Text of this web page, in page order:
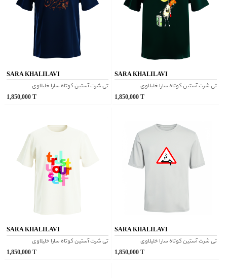
SARA KHALILAVI
تی شرت آستین کوتاه سارا خلیلاوی
1,850,000
SARA KHALILAVI
تی شرت آستین کوتاه سارا خلیلاوی
1,850,000
SARA KHALILAVI
تی شرت آستین کوتاه سارا خلیلاوی
1,850,000
SARA KHALILAVI
تی شرت آستین کوتاه سارا خلیلاوی
1,850,000